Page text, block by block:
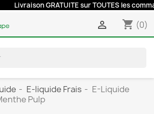
Livraison GRATUITE sur TOUTES les
shopping_cart (0)

E-liquide Frais
E-Liquide
Pulp